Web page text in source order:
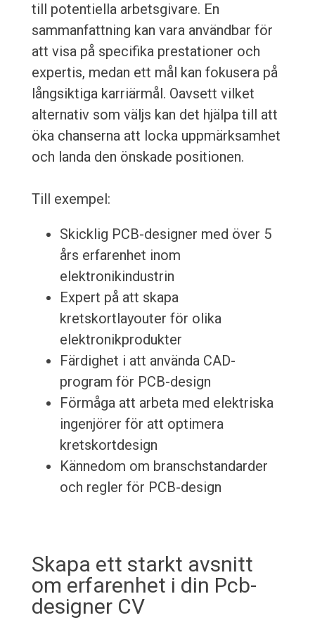
till potentiella arbetsgivare. En
sammanfattning kan vara användbar för
att visa på specifika prestationer och
expertis, medan ett mål kan fokusera på
långsiktiga karriärmål. Oavsett vilket
alternativ som väljs kan det hjälpa till att
öka chanserna att locka uppmärksamhet
och landa den önskade positionen.
Till exempel:
Skicklig PCB-designer med över 5
års erfarenhet inom
elektronikindustrin
Expert på att skapa
kretskortlayouter för olika
elektronikprodukter
Färdighet i att använda CAD-
program för PCB-design
Förmåga att arbeta med elektriska
ingenjörer för att optimera
kretskortdesign
Kännedom om branschstandarder
och regler för PCB-design
Skapa ett starkt avsnitt
om erfarenhet i din Pcb-
designer CV